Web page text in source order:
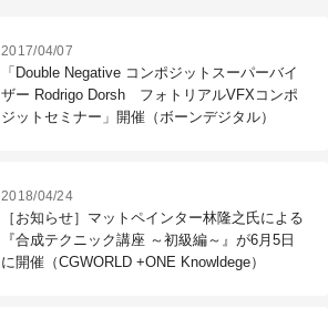
2017/04/07
「Double Negative コンポジットスーパーバイ
ザー Rodrigo Dorsh フォトリアルVFXコンポ
ジットセミナー」開催（ボーンデジタル）
2018/04/24
［お知らせ］マットペインター林隆之氏による
『合成テクニック講座 ～初級編～』が6月5日
に開催（CGWORLD +ONE Knowldege）